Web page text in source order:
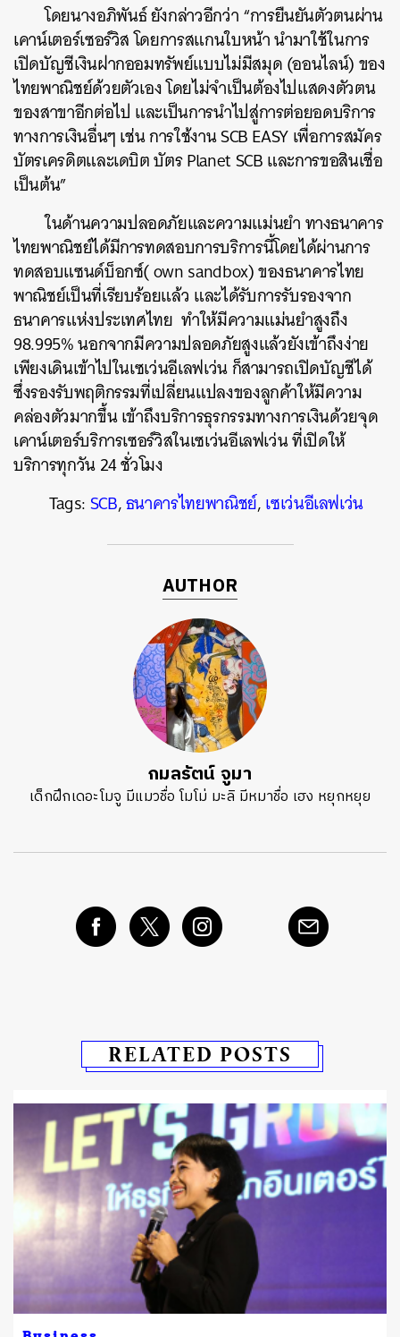
โดยนางอภิพันธ์ ยังกล่าวอีกว่า “การยืนยันตัวตนผ่าน
เคาน์เตอร์เซอร์วิส โดยการสแกนใบหน้า นำมาใช้ในการ
เปิดบัญชีเงินฝากออมทรัพย์แบบไม่มีสมุด (ออนไลน์) ของ
ไทยพาณิชย์ด้วยตัวเอง โดยไม่จำเป็นต้องไปแสดงตัวตน
ของสาขาอีกต่อไป และเป็นการนำไปสู่การต่อยอดบริการ
ทางการเงินอื่นๆ เช่น การใช้งาน SCB EASY เพื่อการสมัคร
บัตรเครดิตและเดบิต บัตร Planet SCB และการขอสินเชื่อ
เป็นต้น”
ในด้านความปลอดภัยและความแม่นยำ ทางธนาคาร
ไทยพาณิชย์ได้มีการทดสอบการบริการนี้โดยได้ผ่านการ
ทดสอบแซนด์บ็อกซ์( own sandbox) ของธนาคารไทย
พาณิชย์เป็นที่เรียบร้อยแล้ว และได้รับการรับรองจาก
ธนาคารแห่งประเทศไทย ทำให้มีความแม่นยำสูงถึง
98.995%นอกจากมีความปลอดภัยสูงแล้วยังเข้าถึงง่าย
เพียงเดินเข้าไปในเซเว่นอีเลฟเว่น ก็สามารถเปิดบัญชีได้
ซึ่งรองรับพฤติกรรมที่เปลี่ยนแปลงของลูกค้าให้มีความ
คล่องตัวมากขึ้น เข้าถึงบริการธุรกรรมทางการเงินด้วยจุด
เคาน์เตอร์บริการเซอร์วิสในเซเว่นอีเลฟเว่น ที่เปิดให้
บริการทุกวัน 24 ชั่วโมง
Tags:SCB,ธนาคารไทยพาณิชย์,เซเว่นอีเลฟเว่น
AUTHOR
กมลรัตน์ จูมา
เด็กฝึกเดอะโมจู มีแมวชื่อ โมโม่ มะลิ มีหมาชื่อ เฮง หยุกหยุย
RELATED POSTS
ค้นหา
SHARE TWEET LINE EMAIL